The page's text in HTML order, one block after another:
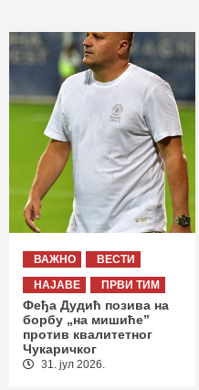
ВАЖНО
ВЕСТИ
НАЈАВЕ
ПРВИ ТИМ
Феђа Дудић позива на
борбу „на мишиће”
против квалитетног
Чукаричког
31. јул 2026.